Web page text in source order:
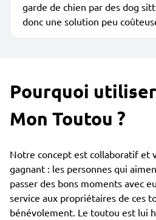
garde de chien par des dog
donc une solution peu
Pourquoi
Mon Toutou ?
Notre concept est collaboratif et
gagnant : les personnes qui
passer des bons moments avec
service aux propriétaires de ces
bénévolement. Le toutou est lui